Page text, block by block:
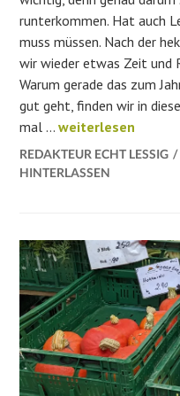
runterkommen. Hat auch
muss müssen. Nach der
wir wieder etwas Zeit und
Warum gerade das zum
gut geht, finden wir in
mal …Tschüss Stress!
weiterlesen
REDAKTEUR ECHT LESSIG
HINTERLASSEN